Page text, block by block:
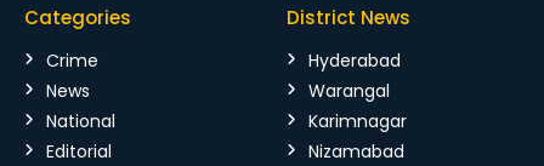
Categories
Crime
News
National
Editorial
District News
Hyderabad
Warangal
Karimnagar
Nizamabad